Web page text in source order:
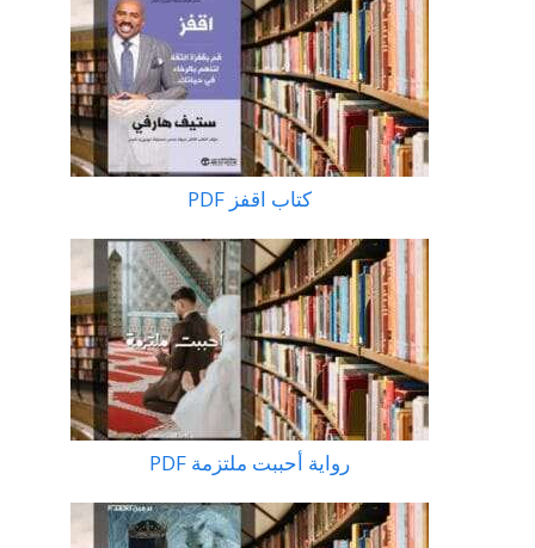
كتاب اقفز PDF
رواية أحببت ملتزمة PDF